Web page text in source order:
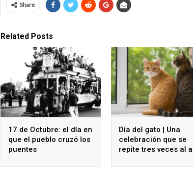
Share
Related Posts
17 de Octubre: el día en
que el pueblo cruzó los
puentes
Día del gato | Una
celebración que se
repite tres veces al